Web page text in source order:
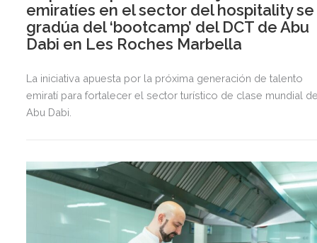
emiratíes en el sector del hospitality se
gradúa del ‘bootcamp’ del DCT de Abu
Dabi en Les Roches Marbella
La iniciativa apuesta por la próxima generación de talento
emiratí para fortalecer el sector turístico de clase mundial
Abu Dabi.